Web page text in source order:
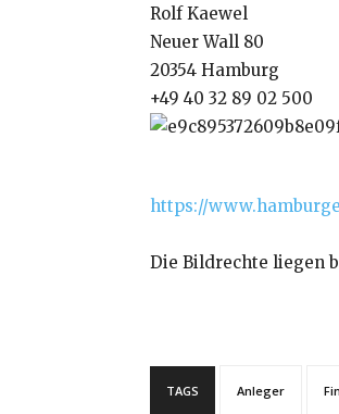
Rolf Kaewel
Neuer Wall 80
20354 Hamburg
+49 40 32 89 02 500
https://
Die Bildrechte liegen
TAGS Anleger